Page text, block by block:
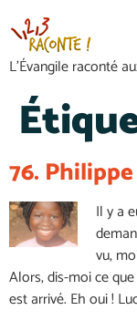
L’Évangile raconté
76.
Il y a
vu,
Alors, dis-moi ce
est arrivé. Eh oui !